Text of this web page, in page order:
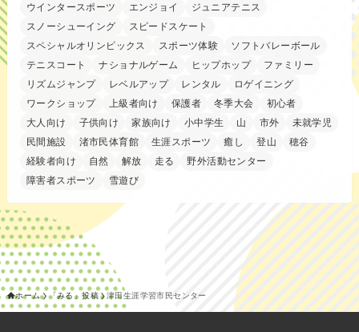
ウインタースポーツ
エンジョイ
ジュニアテニス
スノーシューイング
スピードスケート
スペシャルオリンピックス
スポーツ体験
ソフトバレーボール
テニスコート
ナショナルゲーム ヒップホップ
ファミリー
リズムジャンプ
レベルアップ レンタル
ロゲイニング
ワークショップ
上級者向け 保護者 冬季大会
初心者
大人向け
子供向け 家族向け 小中学生 山 市外
未就学児
民間施設
渚市民体育館 生涯スポーツ 癒し 登山
穂谷
経験者向け
自然 解放 走る
野外活動センター
障害者スポーツ
雪遊び
ホーム 「みる」投稿 津田生涯学習市民センター